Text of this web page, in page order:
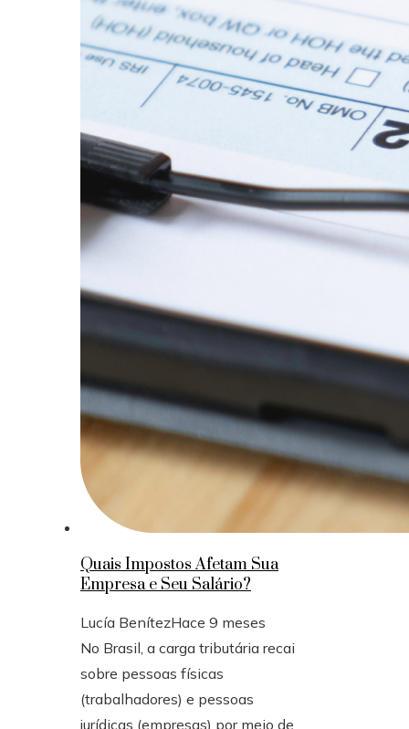
Quais Impostos Afetam Sua
Empresa e Seu Salário?
Lucía BenítezHace 9 meses
No Brasil, a carga tributária recai
sobre pessoas físicas
(trabalhadores) e pessoas
jurídicas (empresas) por meio de